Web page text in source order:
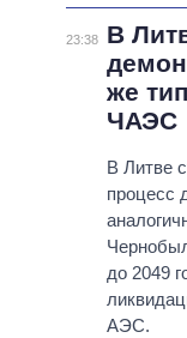
23:38
В
же
ЧАЭС
В Литве
процесс
до 2049
АЭС.